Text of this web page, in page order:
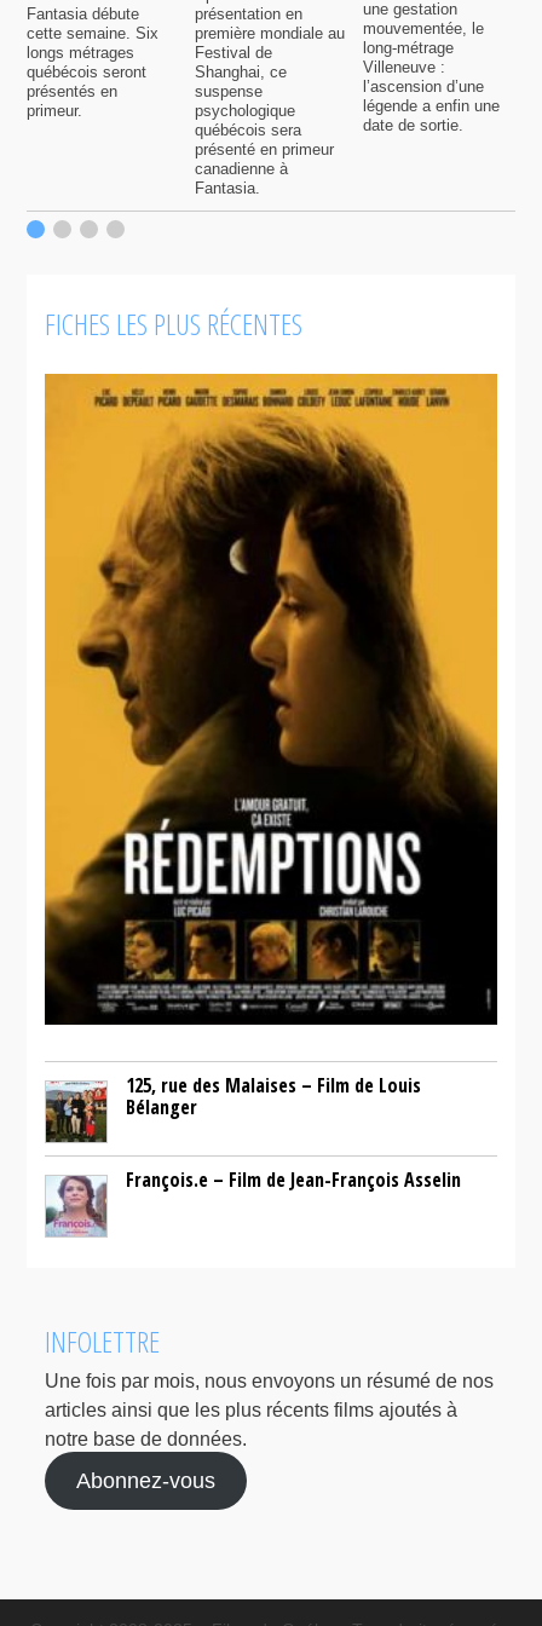
Fantasia débute
cette semaine. Six
longs métrages
québécois seront
présentés en
primeur.
présentation en
première mondiale au
Festival de
Shanghai, ce
suspense
psychologique
québécois sera
présenté en primeur
canadienne à
Fantasia.
une gestation
mouvementée, le
long-métrage
Villeneuve :
l’ascension d’une
légende a enfin une
date de sortie.
FICHES LES PLUS RÉCENTES
125, rue des Malaises – Film de Louis
Bélanger
François.e – Film de Jean-François Asselin
INFOLETTRE
Une fois par mois, nous envoyons un résumé de nos
articles ainsi que les plus récents films ajoutés à
notre base de données.
Abonnez-vous